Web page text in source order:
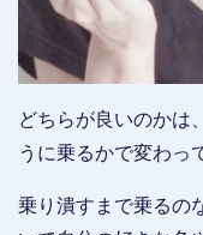
どちらが良いのかは
うに乗るかで変わっ
乗り潰すまで乗るの